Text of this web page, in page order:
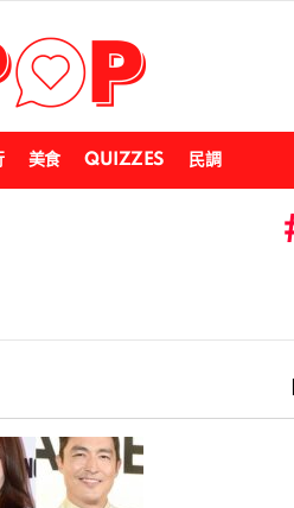
美食 QUIZZES 民調